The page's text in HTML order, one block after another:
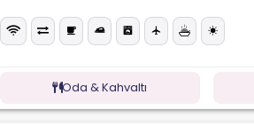
Oda & Kahvaltı